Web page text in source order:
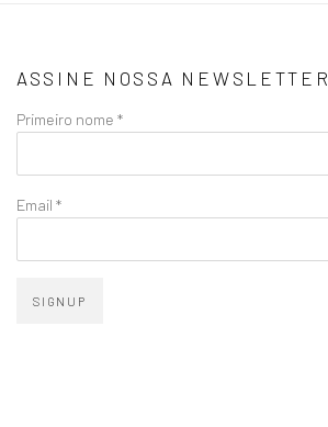
ASSINE NOSSA NEWSLETTER
Primeiro nome *
Email *
SIGNUP